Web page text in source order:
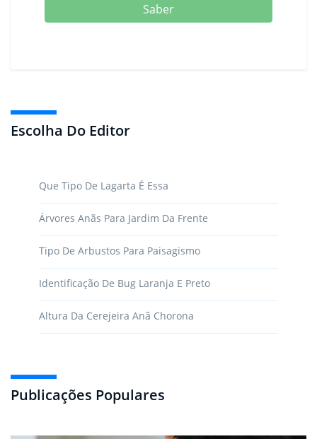
Saber
Escolha Do Editor
Que Tipo De Lagarta É Essa
Árvores Anãs Para Jardim Da Frente
Tipo De Arbustos Para Paisagismo
Identificação De Bug Laranja E Preto
Altura Da Cerejeira Anã Chorona
Publicações Populares